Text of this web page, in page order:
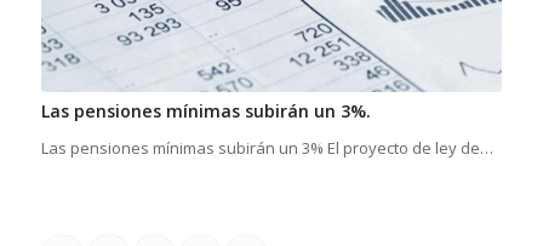
Las pensiones mínimas subirán un 3%.
Las pensiones mínimas subirán un 3% El proyecto de ley de…